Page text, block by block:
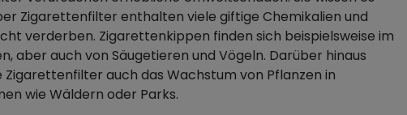
Zigarettenfilter enthalten viele giftige Chemikalien und
verderben. Zigarettenkippen finden sich beispielsweise im
aber auch von Säugetieren und Vögeln. Darüber hinaus
auch das Wachstum von Pflanzen in
wie Wäldern oder Parks.